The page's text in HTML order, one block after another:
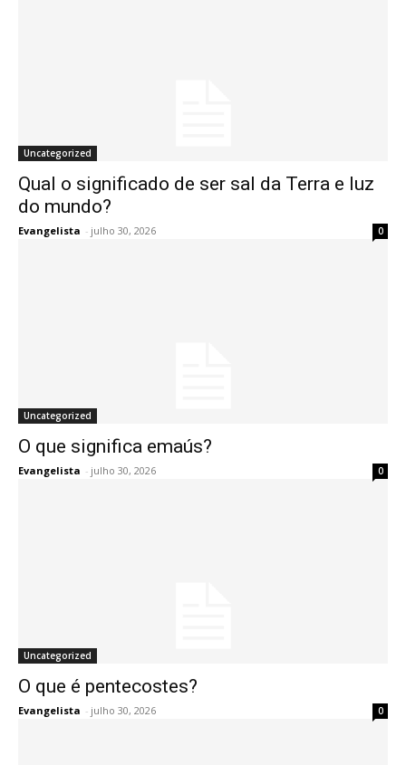
Uncategorized
Qual o significado de ser sal da Terra e luz
do mundo?
Evangelista - julho 30, 2026 0
Uncategorized
O que significa emaús?
Evangelista - julho 30, 2026 0
Uncategorized
O que é pentecostes?
Evangelista - julho 30, 2026 0